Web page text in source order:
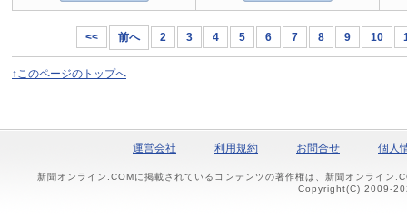
<< 前へ 2 3 4 5 6 7 8 9 10
↑このページのトップへ
運営会社 利用規約 お問合せ 個人
新聞オンライン.COMに掲載されているコンテンツの著作権は、新聞オンライン
Copyright(C) 2009-